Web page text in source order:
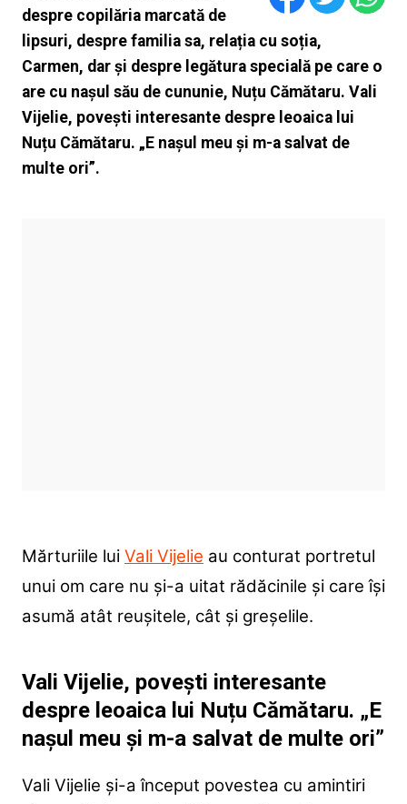
despre copilăria marcată de
lipsuri, despre familia sa, relația cu soția,
Carmen, dar și despre legătura specială pe care o
are cu nașul său de cununie, Nuțu Cămătaru. Vali
Vijelie, povești interesante despre leoaica lui
Nuțu Cămătaru. „E nașul meu și m-a salvat de
multe ori”.
Mărturiile lui Vali Vijelie au conturat portretul
unui om care nu și-a uitat rădăcinile și care își
asumă atât reușitele, cât și greșelile.
Vali Vijelie, povești interesante
despre leoaica lui Nuțu Cămătaru. „E
nașul meu și m-a salvat de multe ori”
Vali Vijelie și-a început povestea cu amintiri